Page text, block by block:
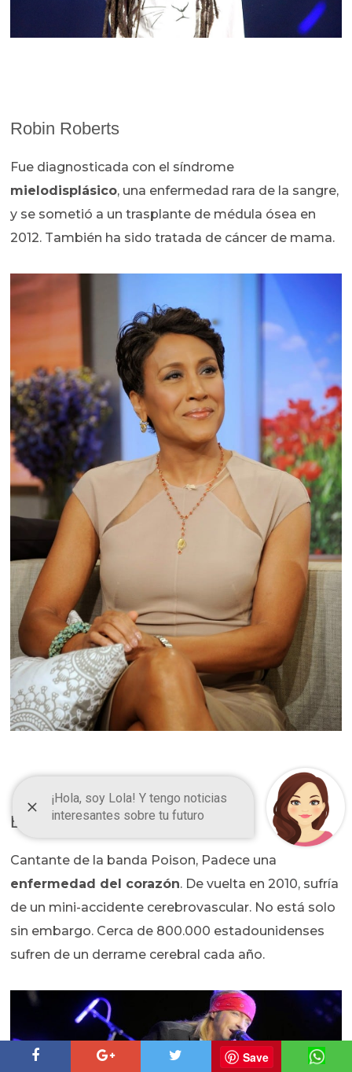
Robin Roberts
Fue diagnosticada con el síndrome
mielodisplásico, una enfermedad rara de la sangre,
y se sometió a un trasplante de médula ósea en
2012. También ha sido tratada de cáncer de mama.
Bret Michaels
Cantante de la banda Poison, Padece una
enfermedad del corazón. De vuelta en 2010, sufría
de un mini-accidente cerebrovascular. No está solo
sin embargo. Cerca de 800.000 estadounidenses
sufren de un derrame cerebral cada año.
Save